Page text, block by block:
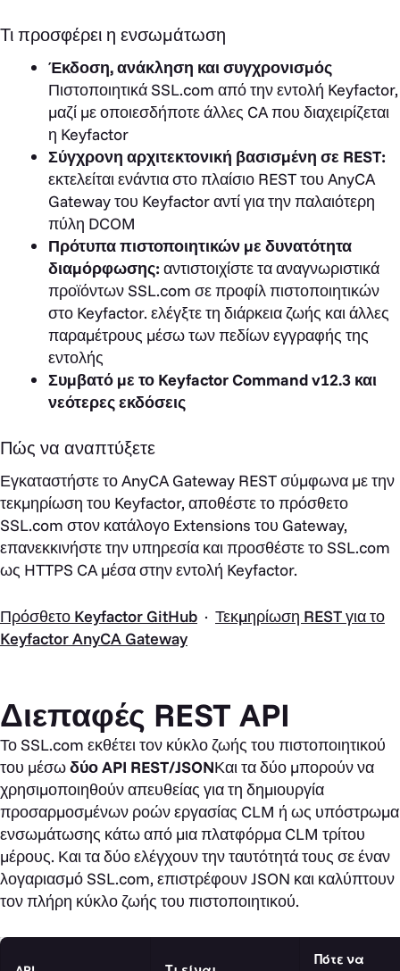
Τι προσφέρει η ενσωμάτωση
Έκδοση, ανάκληση και συγχρονισμός
Πιστοποιητικά SSL.com από την εντολή Keyfactor,
μαζί με οποιεσδήποτε άλλες CA που διαχειρίζεται
η Keyfactor
Σύγχρονη αρχιτεκτονική βασισμένη σε REST:
εκτελείται ενάντια στο πλαίσιο REST του AnyCA
Gateway του Keyfactor αντί για την παλαιότερη
πύλη DCOM
Πρότυπα πιστοποιητικών με δυνατότητα
διαμόρφωσης: αντιστοιχίστε τα αναγνωριστικά
προϊόντων SSL.com σε προφίλ πιστοποιητικών
στο Keyfactor. ελέγξτε τη διάρκεια ζωής και άλλες
παραμέτρους μέσω των πεδίων εγγραφής της
εντολής
Συμβατό με το Keyfactor Command v12.3 και
νεότερες εκδόσεις
Πώς να αναπτύξετε
Εγκαταστήστε το AnyCA Gateway REST σύμφωνα με την
τεκμηρίωση του Keyfactor, αποθέστε το πρόσθετο
SSL.com στον κατάλογο Extensions του Gateway,
επανεκκινήστε την υπηρεσία και προσθέστε το SSL.com
ως HTTPS CA μέσα στην εντολή Keyfactor.
Πρόσθετο Keyfactor GitHub · Τεκμηρίωση REST για το
Keyfactor AnyCA Gateway
Διεπαφές REST API
Το SSL.com εκθέτει τον κύκλο ζωής του πιστοποιητικού
του μέσωδύο API REST/JSONΚαι τα δύο μπορούν να
χρησιμοποιηθούν απευθείας για τη δημιουργία
προσαρμοσμένων ροών εργασίας CLM ή ως υπόστρωμα
ενσωμάτωσης κάτω από μια πλατφόρμα CLM τρίτου
μέρους. Και τα δύο ελέγχουν την ταυτότητά τους σε έναν
λογαριασμό SSL.com, επιστρέφουν JSON και καλύπτουν
τον πλήρη κύκλο ζωής του πιστοποιητικού.
Πότε να